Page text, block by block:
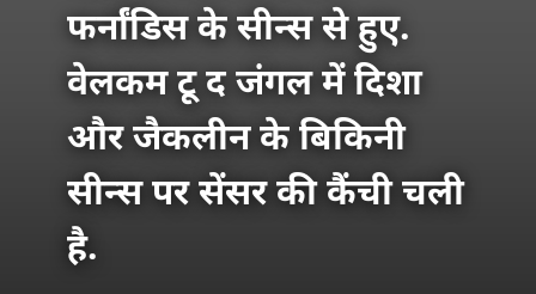
फर्नांडिस के सीन्स से हुए.
वेलकम टू द जंगल में दिशा
और जैकलीन के बिकिनी
सीन्स पर सेंसर की कैंची चली
है.